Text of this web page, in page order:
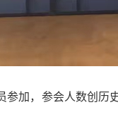
加，参会人数创